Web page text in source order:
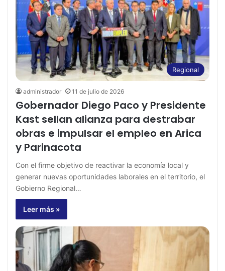
Regional
administrador 11 de julio de 2026
Gobernador Diego Paco y Presidente
Kast sellan alianza para destrabar
obras e impulsar el empleo en Arica
y Parinacota
Con el firme objetivo de reactivar la economía local y
generar nuevas oportunidades laborales en el territorio, el
Gobierno Regional…
Leer más »